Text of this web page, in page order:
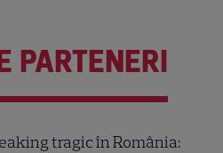
PARTENERI
tragic în România: